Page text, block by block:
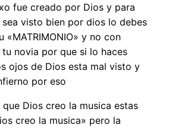
fue creado por Dios y para
visto bien por dios lo debes
«MATRIMONIO» y no con
novia por que si lo haces
ojos de Dios esta mal visto y
por eso
Dios creo la musica estas
creo la musica» pero la